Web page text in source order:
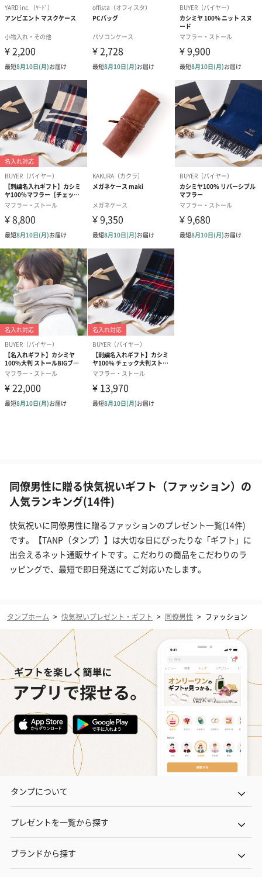
同僚男性に贈る快気祝いギフト（ファッション）の
人気ランキング(14件)
快気祝いに同僚男性に贈るファッションのプレゼント一覧(14件)
です。【TANP（タンプ）】は大切な日にぴったりな「ギフト」に
出会えるネット通販サイトです。こだわりの商品をこだわりのラ
ッピングで、最短で即日発送にてご対応いたします。
タンプホーム > 快気祝いプレゼント・ギフト > 同僚男性 > ファッション
タンプについて
プレゼントを一覧から探す
ブランドから探す